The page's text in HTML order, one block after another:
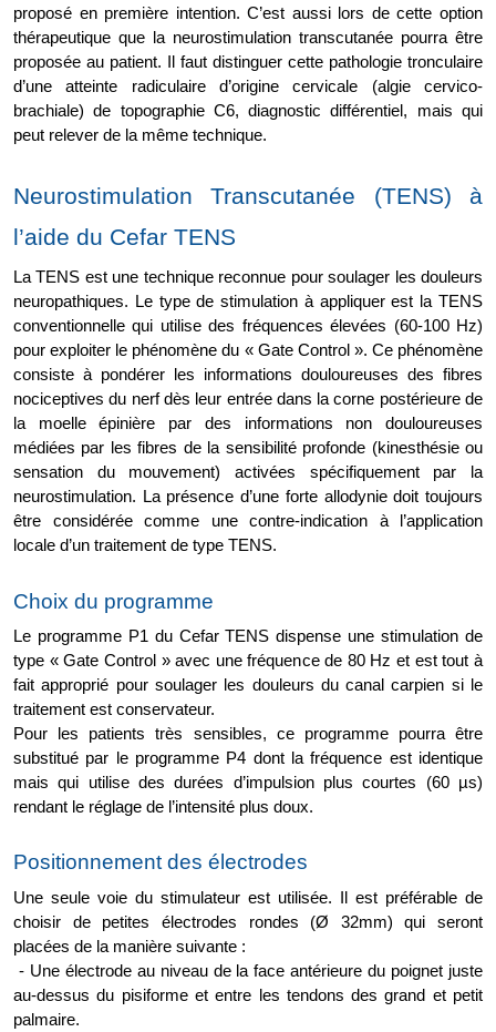
proposé en première intention. C’est aussi lors de cette option
thérapeutique que la neurostimulation transcutanée pourra être
proposée au patient. Il faut distinguer cette pathologie tronculaire
d’une atteinte radiculaire d’origine cervicale (algie cervico-
brachiale) de topographie C6, diagnostic différentiel, mais qui
peut relever de la même technique.
Neurostimulation Transcutanée (TENS) à
l’aide du Cefar TENS
La TENS est une technique reconnue pour soulager les douleurs
neuropathiques. Le type de stimulation à appliquer est la TENS
conventionnelle qui utilise des fréquences élevées (60-100 Hz)
pour exploiter le phénomène du « Gate Control ». Ce phénomène
consiste à pondérer les informations douloureuses des fibres
nociceptives du nerf dès leur entrée dans la corne postérieure de
la moelle épinière par des informations non douloureuses
médiées par les fibres de la sensibilité profonde (kinesthésie ou
sensation du mouvement) activées spécifiquement par la
neurostimulation. La présence d’une forte allodynie doit toujours
être considérée comme une contre-indication à l’application
locale d’un traitement de type TENS.
Choix du programme
Le programme P1 du Cefar TENS dispense une stimulation de
type « Gate Control » avec une fréquence de 80 Hz et est tout à
fait approprié pour soulager les douleurs du canal carpien si le
traitement est conservateur.
Pour les patients très sensibles, ce programme pourra être
substitué par le programme P4 dont la fréquence est identique
mais qui utilise des durées d’impulsion plus courtes (60 µs)
rendant le réglage de l’intensité plus doux.
Positionnement des électrodes
Une seule voie du stimulateur est utilisée. Il est préférable de
choisir de petites électrodes rondes (Ø 32mm) qui seront
placées de la manière suivante :
- Une électrode au niveau de la face antérieure du poignet juste
au-dessus du pisiforme et entre les tendons des grand et petit
palmaire.